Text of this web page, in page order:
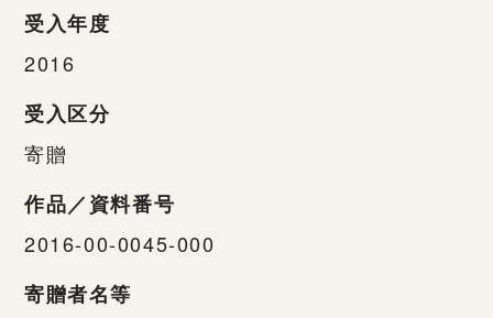
受入年度
2016
受入区分
寄贈
作品／資料番号
2016-00-0045-000
寄贈者名等